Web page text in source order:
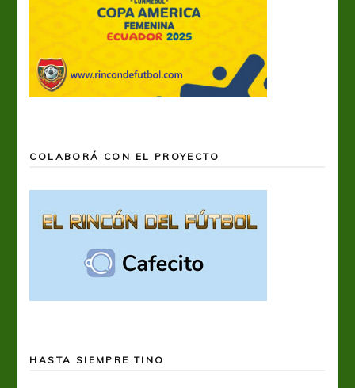
COLABORÁ CON EL PROYECTO
HASTA SIEMPRE TINO